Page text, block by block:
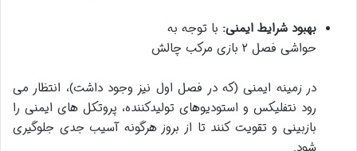
بهبود شرایط ایمنی: با توجه به
حواشی فصل ۲ بازی مرکب چالش
در زمینه ایمنی (که در فصل اول نیز وجود داشت)، انتظار می
رود نتفلیکس و استودیوهای تولیدکننده، پروتکل های ایمنی را
بازبینی و تقویت کنند تا از بروز هرگونه آسیب جدی جلوگیری